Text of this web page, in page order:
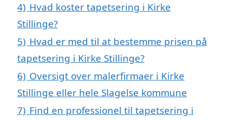
4) Hvad koster tapetsering i Kirke
Stillinge?
5) Hvad er med til at bestemme prisen på
tapetsering i Kirke Stillinge?
6) Oversigt over malerfirmaer i Kirke
Stillinge eller hele Slagelse kommune
7) Find en professionel til tapetsering i